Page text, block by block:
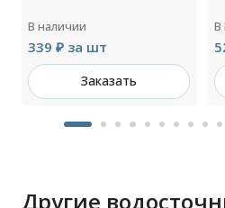
В наличии
339 ₽ за шт
Заказать
В
Другие